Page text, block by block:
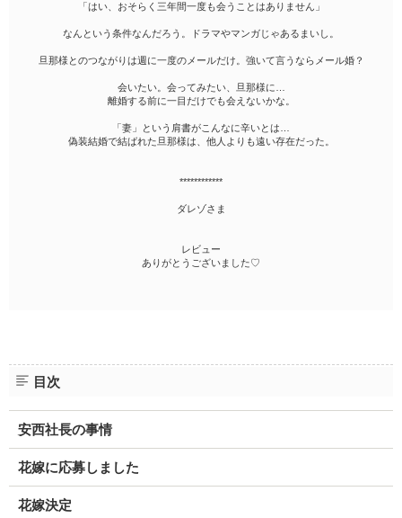
「はい、おそらく三年間一度も会うことはありません」
なんという条件なんだろう。ドラマやマンガじゃあるまいし。
旦那様とのつながりは週に一度のメールだけ。強いて言うならメール婚？
会いたい。会ってみたい、旦那様に…
離婚する前に一目だけでも会えないかな。
「妻」という肩書がこんなに辛いとは…
偽装結婚で結ばれた旦那様は、他人よりも遠い存在だった。
************
ダレゾさま
レビュー
ありがとうございました♡
目次
安西社長の事情
花嫁に応募しました
花嫁決定